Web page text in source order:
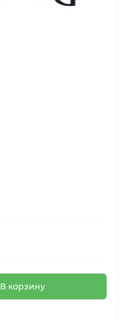
В корзину